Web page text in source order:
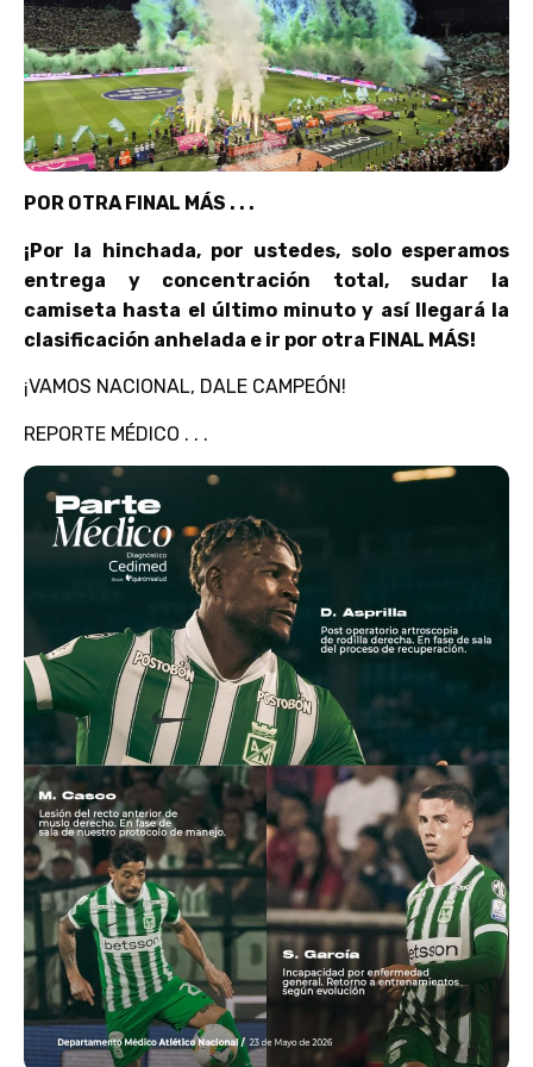
POR OTRA FINAL MÁS . . .
¡Por la hinchada, por ustedes, solo esperamos
entrega y concentración total, sudar la
camiseta hasta el último minuto y así llegará la
clasificación anhelada e ir por otra FINAL MÁS!
¡VAMOS NACIONAL, DALE CAMPEÓN!
REPORTE MÉDICO . . .